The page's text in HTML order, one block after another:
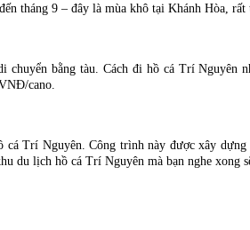
tháng 9 – đây là mùa khô tại Khánh Hòa,
bằng tàu. Cách đi hồ cá Trí Nguyên
cano.
Trí Nguyên. Công trình này được xây
du lịch hồ cá Trí Nguyên mà bạn nghe xong